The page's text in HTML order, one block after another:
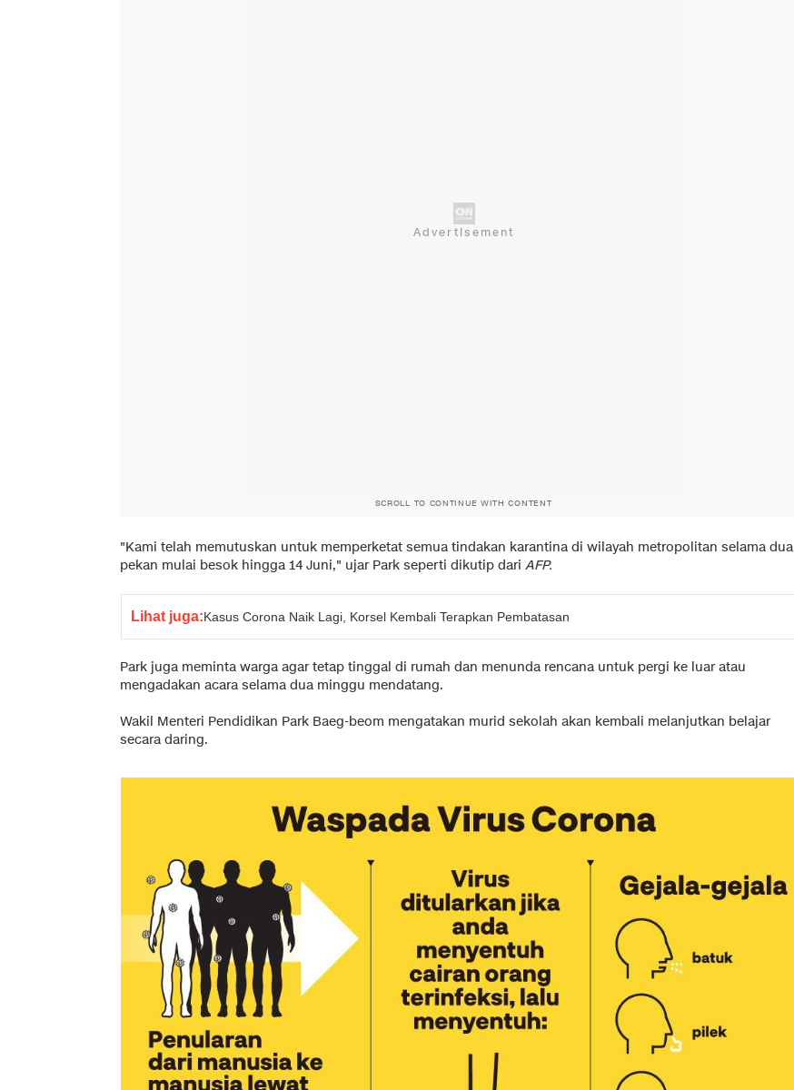
SCROLL TO CONTINUE WITH CONTENT
"Kami telah memutuskan untuk memperketat semua tindakan karantina di wilayah metropolitan selama dua
pekan mulai besok hingga 14 Juni," ujar Park seperti dikutip dari AFP.
Lihat juga:Kasus Corona Naik Lagi, Korsel Kembali Terapkan Pembatasan
Park juga meminta warga agar tetap tinggal di rumah dan menunda rencana untuk pergi ke luar atau
mengadakan acara selama dua minggu mendatang.
Wakil Menteri Pendidikan Park Baeg-beom mengatakan murid sekolah akan kembali melanjutkan belajar
secara daring.